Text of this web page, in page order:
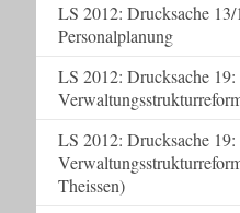
LS 2012: Drucksache 13/
Personalplanung
LS 2012: Drucksache 19:
LS 2012: Drucksache 19:
Theissen)